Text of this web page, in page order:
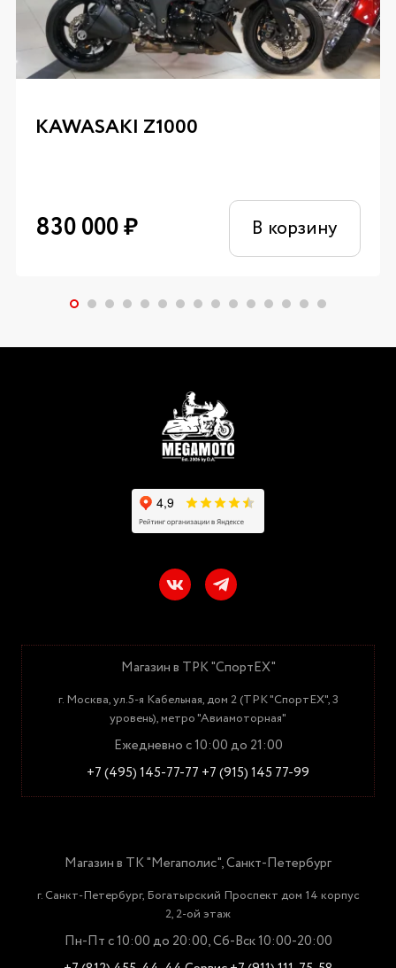
KAWASAKI Z1000
830 000₽ В корзину
Магазин в ТРК "СпортЕХ"
г. Москва, ул.5-я Кабельная, дом 2 (ТРК "СпортЕХ", 3
уровень), метро "Авиамоторная"
Ежедневно с 10:00 до 21:00
+7 (495) 145-77-77 +7 (915) 145 77-99
Магазин в ТК "Мегаполис", Санкт-Петербург
г. Санкт-Петербург, Богатырский Проспект дом 14 корпус
2, 2-ой этаж
Пн-Пт с 10:00 до 20:00, Сб-Вск 10:00-20:00